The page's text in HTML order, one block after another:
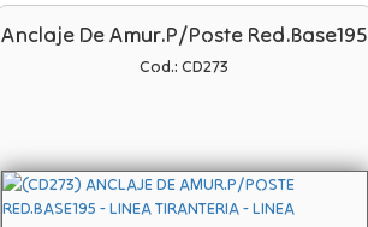
Anclaje De Amur.p/poste Red.base195
Cod.: CD273